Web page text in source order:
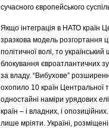
сучасного європейського
Якщо інтеграція в НАТО країн
зразкова модель розгортання
політичної волі, то
блокування євроатлантичних
за владу. “Вибухове”
охопило 10 країн Центральної
одностайні наміри урядових
країн – і владних, і
лише мріяти. Україні,